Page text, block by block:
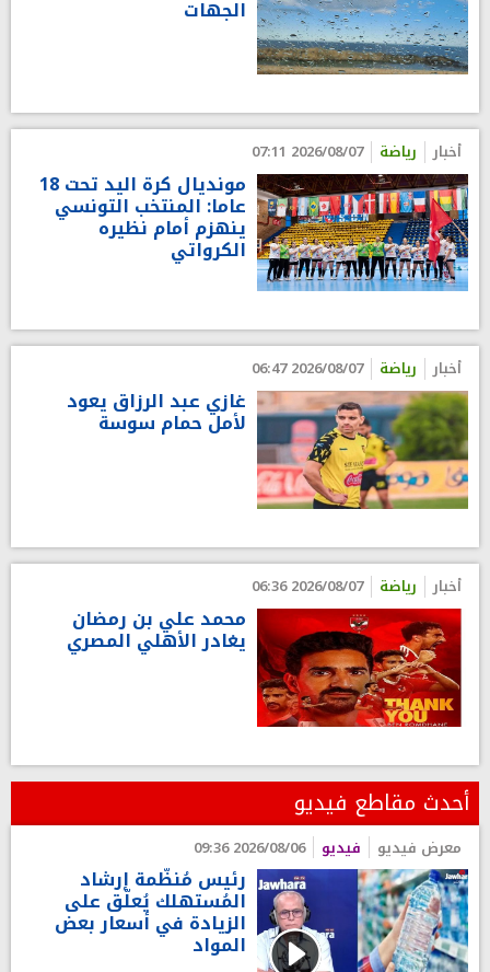
الجهات
أخبار رياضة 2026/08/07 07:11
مونديال كرة اليد تحت 18
عاما: المنتخب التونسي
ينهزم أمام نظيره
الكرواتي
أخبار رياضة 2026/08/07 06:47
غازي عبد الرزاق يعود
لأمل حمام سوسة
أخبار رياضة 2026/08/07 06:36
محمد علي بن رمضان
يغادر الأهلي المصري
أحدث مقاطع فيديو
معرض فيديو فيديو 2026/08/06 09:36
رئيس مُنظّمة إرشاد
المُستهلك يُعلّق على
الزيادة في أسعار بعض
المواد